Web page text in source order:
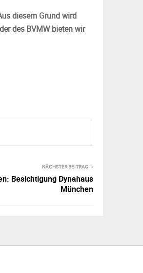
diesem Grund wird
des BVMW bieten wir
NÄCHSTER BEITRAG
Besichtigung Dynahaus
München